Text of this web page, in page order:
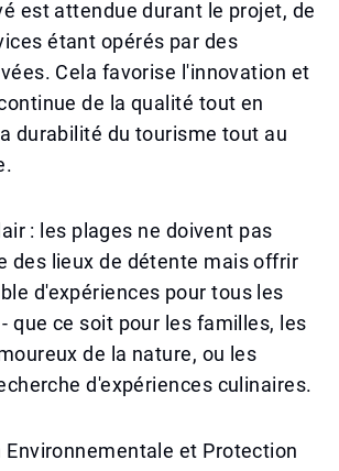
est attendue durant le projet, de
étant opérés par des
Cela favorise l'innovation et
de la qualité tout en
durabilité du tourisme tout au
: les plages ne doivent pas
des lieux de détente mais offrir
d'expériences pour tous les
que ce soit pour les familles, les
de la nature, ou les
d'expériences culinaires.
et Protection